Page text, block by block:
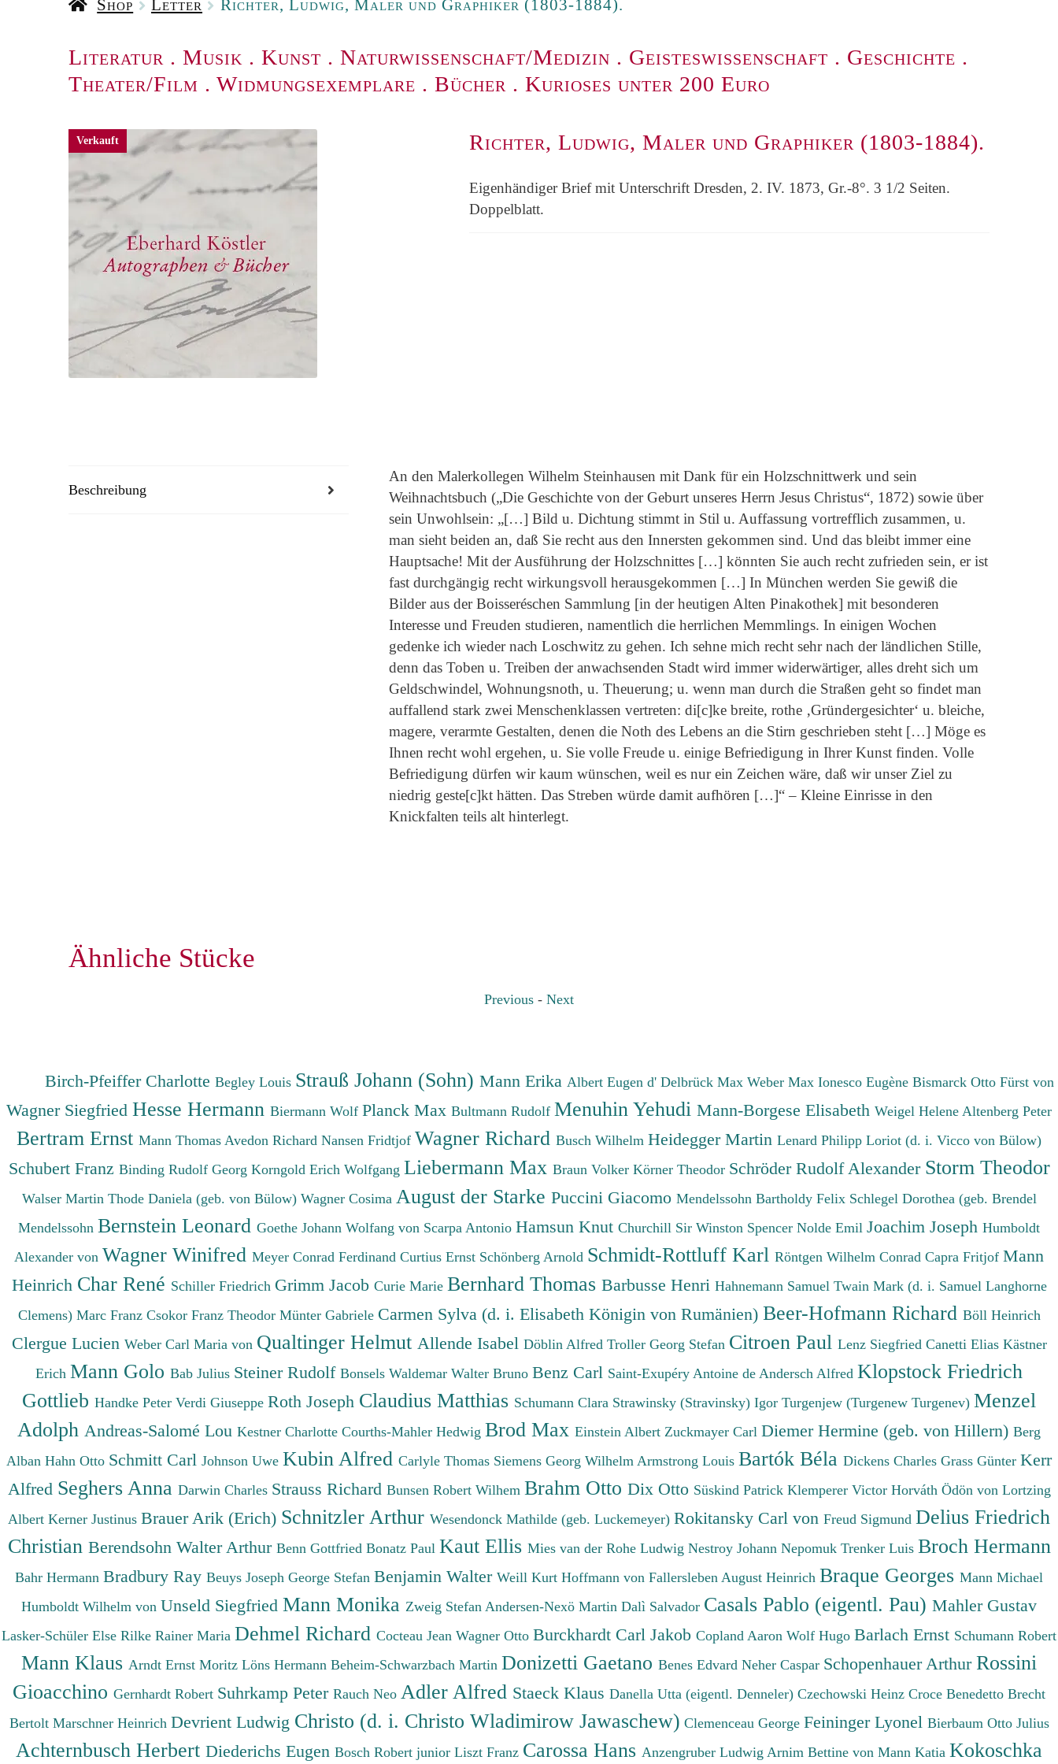
Shop Letter Richter, Ludwig, Maler und Graphiker (1803-1884).
Literatur . Musik . Kunst . Naturwissenschaft/Medizin . Geisteswissenschaft . Geschichte .
Theater/Film . Widmungsexemplare . Bücher . Kurioses unter 200 Euro
Verkauft Richter, Ludwig, Maler und Graphiker (1803-1884).
Eigenhändiger Brief mit Unterschrift Dresden, 2. IV. 1873, Gr.-8°. 3 1/2 Seiten.
Doppelblatt.
Beschreibung
An den Malerkollegen Wilhelm Steinhausen mit Dank für ein Holzschnittwerk und sein
Weihnachtsbuch („Die Geschichte von der Geburt unseres Herrn Jesus Christus“, 1872) sowie über
sein Unwohlsein: „[…] Bild u. Dichtung stimmt in Stil u. Auffassung vortrefflich zusammen, u.
man sieht beiden an, daß Sie recht aus den Innersten gekommen sind. Und das bleibt immer eine
Hauptsache! Mit der Ausführung der Holzschnittes […] könnten Sie auch recht zufrieden sein, er ist
fast durchgängig recht wirkungsvoll herausgekommen […] In München werden Sie gewiß die
Bilder aus der Boisseréschen Sammlung [in der heutigen Alten Pinakothek] mit besonderen
Interesse und Freuden studieren, namentlich die herrlichen Memmlings. In einigen Wochen
gedenke ich wieder nach Loschwitz zu gehen. Ich sehne mich recht sehr nach der ländlichen Stille,
denn das Toben u. Treiben der anwachsenden Stadt wird immer widerwärtiger, alles dreht sich um
Geldschwindel, Wohnungsnoth, u. Theuerung; u. wenn man durch die Straßen geht so findet man
auffallend stark zwei Menschenklassen vertreten: di[c]ke breite, rothe ‚Gründergesichter‘ u. bleiche,
magere, verarmte Gestalten, denen die Noth des Lebens an die Stirn geschrieben steht […] Möge es
Ihnen recht wohl ergehen, u. Sie volle Freude u. einige Befriedigung in Ihrer Kunst finden. Volle
Befriedigung dürfen wir kaum wünschen, weil es nur ein Zeichen wäre, daß wir unser Ziel zu
niedrig geste[c]kt hätten. Das Streben würde damit aufhören […]“ – Kleine Einrisse in den
Knickfalten teils alt hinterlegt.
Ähnliche Stücke
Previous - Next
Birch-Pfeiffer CharlotteBegley Louis Strauß Johann (Sohn)Mann Erika Albert Eugen d'Delbrück MaxWeber MaxIonesco EugèneBismarck Otto Fürst von
Wagner Siegfried Hesse Hermann Biermann Wolf Planck Max Bultmann Rudolf Menuhin Yehudi Mann-Borgese Elisabeth Weigel Helene Altenberg Peter
Bertram Ernst Mann Thomas Avedon Richard Nansen Fridtjof Wagner Richard Busch Wilhelm Heidegger Martin Lenard Philipp Loriot (d. i. Vicco von Bülow)
Schubert Franz Binding Rudolf Georg Korngold Erich Wolfgang Liebermann Max Braun Volker Körner Theodor Schröder Rudolf Alexander Storm Theodor
Walser Martin Thode Daniela (geb. von Bülow) Wagner Cosima August der Starke Puccini Giacomo Mendelssohn Bartholdy Felix Schlegel Dorothea (geb. Brendel
Mendelssohn Bernstein Leonard Goethe Johann Wolfang von Scarpa Antonio Hamsun Knut Churchill Sir Winston Spencer Nolde Emil Joachim Joseph Humboldt
Alexander von Wagner Winifred Meyer Conrad Ferdinand Curtius Ernst Schönberg Arnold Schmidt-Rottluff Karl Röntgen Wilhelm Conrad Capra Fritjof Mann
Heinrich Char René Schiller Friedrich Grimm Jacob Curie Marie Bernhard Thomas Barbusse Henri Hahnemann Samuel Twain Mark (d. i. Samuel Langhorne
Clemens) Marc Franz Csokor Franz Theodor Münter Gabriele Carmen Sylva (d. i. Elisabeth Königin von Rumänien) Beer-Hofmann Richard Böll Heinrich
Clergue Lucien Weber Carl Maria von Qualtinger Helmut Allende Isabel Döblin Alfred Troller Georg Stefan Citroen Paul Lenz Siegfried Canetti Elias Kästner
Erich Mann Golo Bab Julius Steiner Rudolf Bonsels Waldemar Walter Bruno Benz Carl Saint-Exupéry Antoine de Andersch Alfred Klopstock Friedrich
Gottlieb Handke Peter Verdi Giuseppe Roth Joseph Claudius Matthias Schumann Clara Strawinsky (Stravinsky) Igor Turgenjew (Turgenew Turgenev) Menzel
Adolph Andreas-Salomé Lou Kestner Charlotte Courths-Mahler Hedwig Brod Max Einstein Albert Zuckmayer Carl Diemer Hermine (geb. von Hillern) Berg
Alban Hahn Otto Schmitt Carl Johnson Uwe Kubin Alfred Carlyle Thomas Siemens Georg Wilhelm Armstrong Louis Bartók Béla Dickens Charles Grass Günter Kerr
Alfred Seghers Anna Darwin Charles Strauss Richard Bunsen Robert Wilhem Brahm Otto Dix Otto Süskind Patrick Klemperer Victor Horváth Ödön von Lortzing
Albert Kerner Justinus Brauer Arik (Erich) Schnitzler Arthur Wesendonck Mathilde (geb. Luckemeyer) Rokitansky Carl von Freud Sigmund Delius Friedrich
Christian Berendsohn Walter Arthur Benn Gottfried Bonatz Paul Kaut Ellis Mies van der Rohe Ludwig Nestroy Johann Nepomuk Trenker Luis Broch Hermann
Bahr Hermann Bradbury Ray Beuys Joseph George Stefan Benjamin Walter Weill Kurt Hoffmann von Fallersleben August Heinrich Braque Georges Mann Michael
Humboldt Wilhelm von Unseld Siegfried Mann Monika Zweig Stefan Andersen-Nexö Martin Dalì Salvador Casals Pablo (eigentl. Pau) Mahler Gustav
Lasker-Schüler Else Rilke Rainer Maria Dehmel Richard Cocteau Jean Wagner Otto Burckhardt Carl Jakob Copland Aaron Wolf Hugo Barlach Ernst Schumann Robert
Mann Klaus Arndt Ernst Moritz Löns Hermann Beheim-Schwarzbach Martin Donizetti Gaetano Benes Edvard Neher Caspar Schopenhauer Arthur Rossini
Gioacchino Gernhardt Robert Suhrkamp Peter Rauch Neo Adler Alfred Staeck Klaus Danella Utta (eigentl. Denneler) Czechowski Heinz Croce Benedetto Brecht
Bertolt Marschner Heinrich Devrient Ludwig Christo (d. i. Christo Wladimirow Jawaschew) Clemenceau George Feininger Lyonel Bierbaum Otto Julius
Achternbusch Herbert Diederichs Eugen Bosch Robert junior Liszt Franz Carossa Hans Anzengruber Ludwig Arnim Bettine von Mann Katia Kokoschka